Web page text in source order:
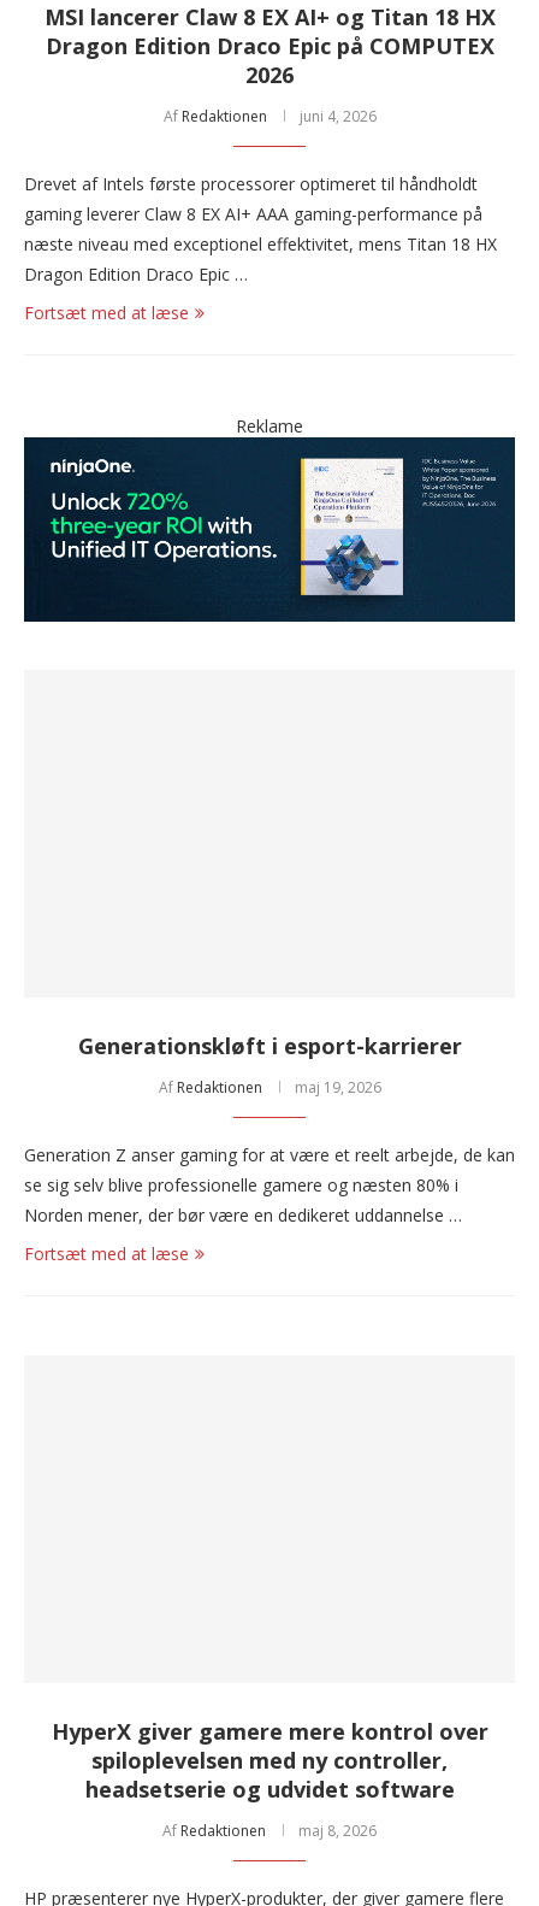
MSI lancerer Claw 8 EX AI+ og Titan 18 HX
Dragon Edition Draco Epic på COMPUTEX
2026
Af Redaktionen juni 4, 2026
Drevet af Intels første processorer optimeret til håndholdt
gaming leverer Claw 8 EX AI+ AAA gaming-performance på
næste niveau med exceptionel effektivitet, mens Titan 18 HX
Dragon Edition Draco Epic …
Fortsæt med at læse
Reklame
Generationskløft i esport-karrierer
Af Redaktionen maj 19, 2026
Generation Z anser gaming for at være et reelt arbejde, de kan
se sig selv blive professionelle gamere og næsten 80% i
Norden mener, der bør være en dedikeret uddannelse …
Fortsæt med at læse
HyperX giver gamere mere kontrol over
spiloplevelsen med ny controller,
headsetserie og udvidet software
Af Redaktionen maj 8, 2026
HP præsenterer nye HyperX-produkter, der giver gamere flere